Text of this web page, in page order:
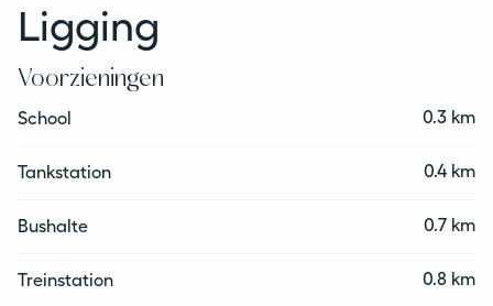
Ligging
Voorzieningen
School 0.3 km
Tankstation 0.4 km
Bushalte 0.7 km
Treinstation 0.8 km